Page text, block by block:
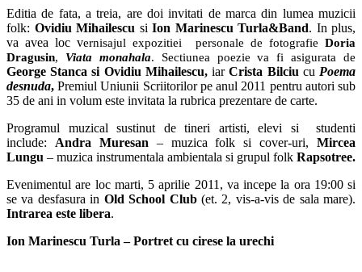
Editia de fata, a treia, are doi invitati de marca din lumea muzicii
folk: Ovidiu Mihailescu si Ion Marinescu Turla&Band. In plus,
va avea loc vernisajul expozitiei personale de fotografieDoria
Dragusin, Viata monahala. Sectiunea poezie va fi asigurata de
George Stanca si Ovidiu Mihailescu,iarCrista Bilciu cu Poema
desnuda,Premiul Uniunii Scriitorilor pe anul 2011 pentru autori sub
35 de ani in volum este invitata la rubrica prezentare de carte.
Programul muzical sustinut de tineri artisti, elevi si studenti
include: Andra Muresan – muzica folk si cover-uri, Mircea
Lungu – muzica instrumentala ambientala si grupul folk Rapsotree.
Evenimentul are loc marti, 5 aprilie 2011, va incepe la ora 19:00 si
se va desfasura in Old School Club (et. 2, vis-a-vis de sala mare).
Intrarea este libera.
Ion Marinescu Turla – Portret cu cirese la urechi